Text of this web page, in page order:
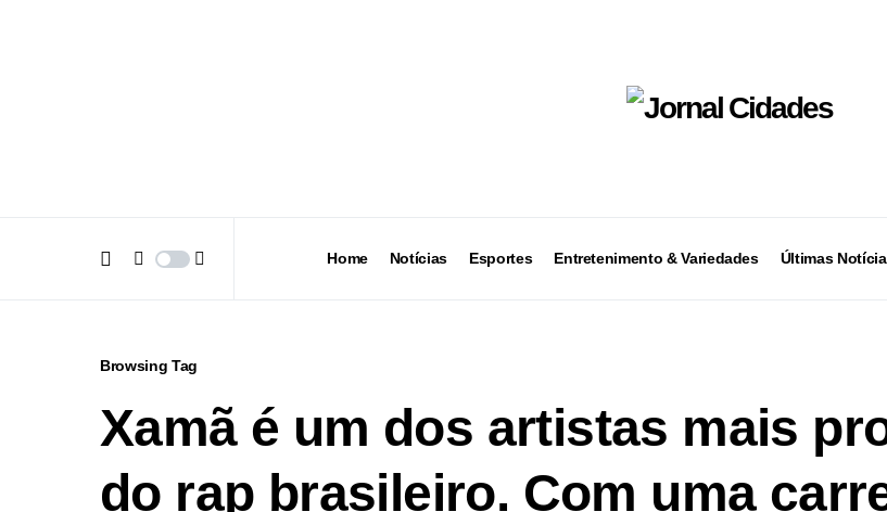
Home Notícias Esportes Entretenimento & Variedades Últimas
Browsing Tag
Xamã é um dos artistas mais
do rap brasileiro. Com uma